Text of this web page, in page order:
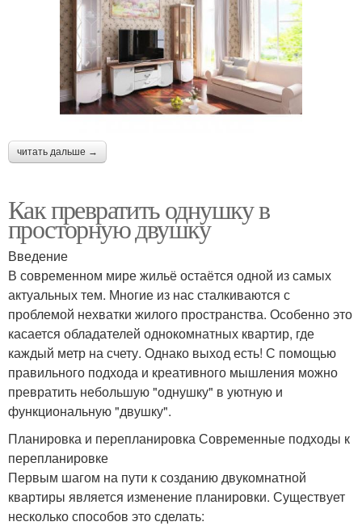
читать дальше →
Как превратить однушку в
просторную двушку
Введение
В современном мире жильё остаётся одной из самых
актуальных тем. Многие из нас сталкиваются с
проблемой нехватки жилого пространства. Особенно это
касается обладателей однокомнатных квартир, где
каждый метр на счету. Однако выход есть! С помощью
правильного подхода и креативного мышления можно
превратить небольшую "однушку" в уютную и
функциональную "двушку".
Планировка и перепланировка Современные подходы к
перепланировке
Первым шагом на пути к созданию двукомнатной
квартиры является изменение планировки. Существует
несколько способов это сделать: